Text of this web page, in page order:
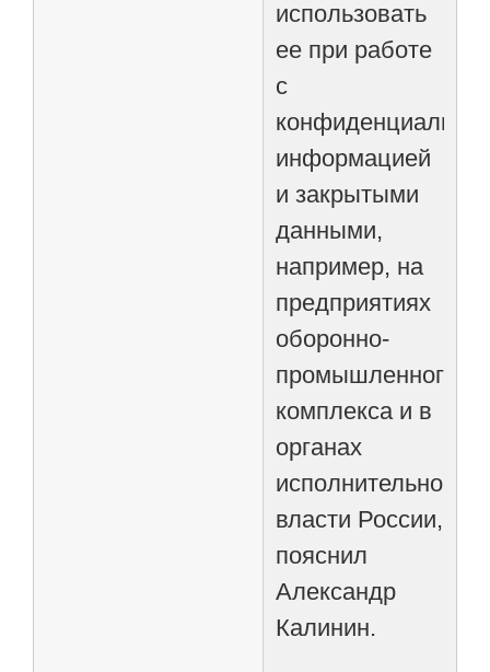
использовать
ее при работе
с
информацией
и закрытыми
данными,
например, на
предприятиях
оборонно-
промышленного
комплекса и в
органах
исполнительной
власти России,
пояснил
Александр
Калинин.